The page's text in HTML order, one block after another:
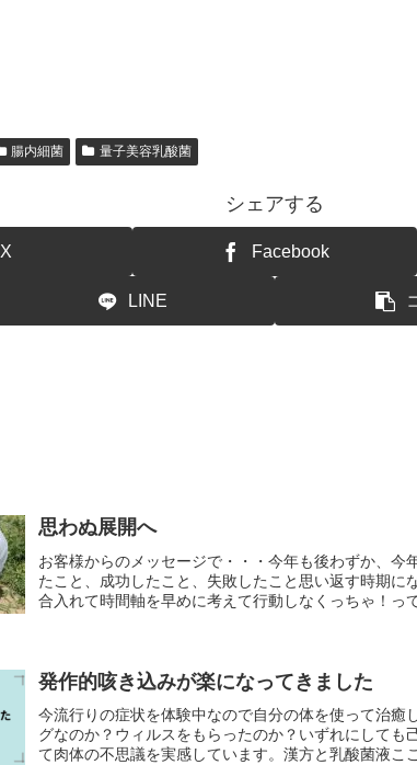
腸内細菌 量子美容乳酸菌
シェアする
X Facebook
LINE
思わぬ展開へ
お客様からのメッセージで・・・今年も後わずか、今
たこと、成功したこと、失敗したこと思い返す時期に
合入れて時間軸を早めに考えて行動しなくっちゃ！っ
発作的咳き込みが楽になってきました
今流行りの症状を体験中なので自分の体を使って治癒
グなのか？ウィルスをもらったのか？いずれにしても
て肉体の不思議を実感しています。漢方と乳酸菌液こ